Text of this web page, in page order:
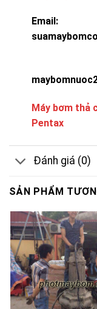
Máy bơm thả
Pentax
Đánh giá (0)
SẢN PHẨM